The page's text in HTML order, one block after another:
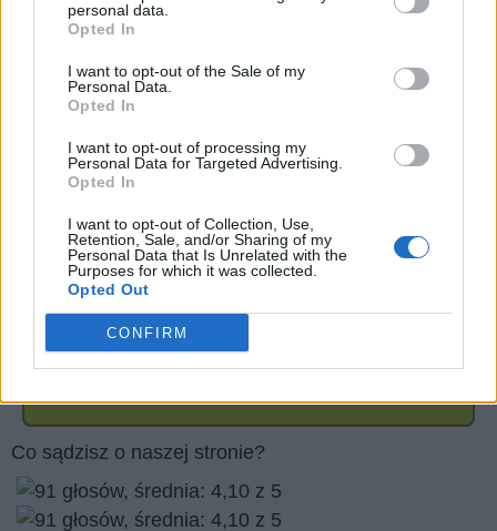
personal data.
Opted In
I want to opt-out of the Sale of my
Personal Data.
Opted In
I want to opt-out of processing my
Personal Data for Targeted Advertising.
Opted In
I want to opt-out of Collection, Use,
Retention, Sale, and/or Sharing of my
Personal Data that Is Unrelated with the
Purposes for which it was collected.
Opted Out
CONFIRM
Wróć
Co sądzisz o naszej stronie?